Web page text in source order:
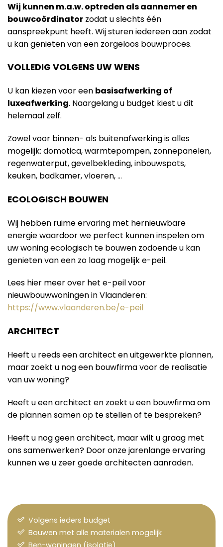
Wij kunnen m.a.w. optreden als aannemer en
bouwcoördinator zodat u slechts één
aanspreekpunt heeft. Wij sturen iedereen aan zodat
u kan genieten van een zorgeloos bouwproces.
VOLLEDIG VOLGENS UW WENS
U kan kiezen voor een basisafwerking of
luxeafwerking. Naargelang u budget kiest u dit
helemaal zelf.
Zowel voor binnen- als buitenafwerking is alles
mogelijk: domotica, warmtepompen, zonnepanelen,
regenwaterput, gevelbekleding, inbouwspots,
keuken, badkamer, vloeren, …
ECOLOGISCH BOUWEN
Wij hebben ruime ervaring met hernieuwbare
energie waardoor we perfect kunnen inspelen om
uw woning ecologisch te bouwen zodoende u kan
genieten van een zo laag mogelijk e-peil.
Lees hier meer over het e-peil voor
nieuwbouwwoningen in Vlaanderen:
https://www.vlaanderen.be/e-peil
ARCHITECT
Heeft u reeds een architect en uitgewerkte plannen,
maar zoekt u nog een bouwfirma voor de realisatie
van uw woning?
Heeft u een architect en zoekt u een bouwfirma om
de plannen samen op te stellen of te bespreken?
Heeft u nog geen architect, maar wilt u graag met
ons samenwerken? Door onze jarenlange ervaring
kunnen we u zeer goede architecten aanraden.
Volgens ieders budget
Bouwen met alle materialen mogelijk
Ben-woningen (isolatie)